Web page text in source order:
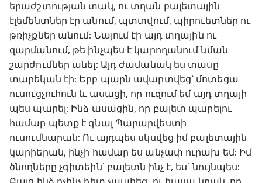
երաժշտության տակ, ու տղան բալետային
էլեմենտներ էր անում, պտտվում, պիրուետներ ու
թռիչքներ անում: Նայում էի այդ տղային ու
զարմանում, թե ինչպես է կարողանում նման
շարժումներ անել: Այդ ժամանակ ես տասը
տարեկան էի: Երբ պարն ավարտվեց՝ մոտեցա
ուսուցչուհուն և ասացի, որ ուզում եմ այդ տղայի
պես պարել: Ինձ ասացին, որ բալետ պարելու
համար պետք է գնալ Պարարվեստի
ուսումնարան: Ու այդպես սկսվեց իմ բալետային
կարիերան, ինչի համար ես անչափ ուրախ եմ: Իմ
ծնողները չգիտեին՝ բալետն ինչ է, ես՝ նույնպես: